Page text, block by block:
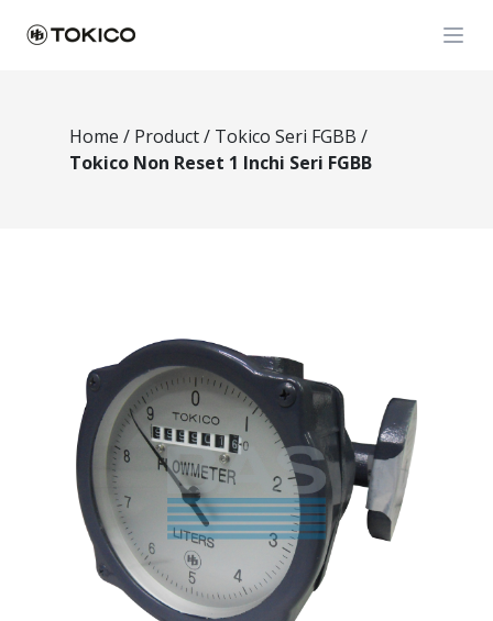
Home / Product/ Tokico Seri FGBB /
Tokico Non Reset 1 Inchi Seri FGBB